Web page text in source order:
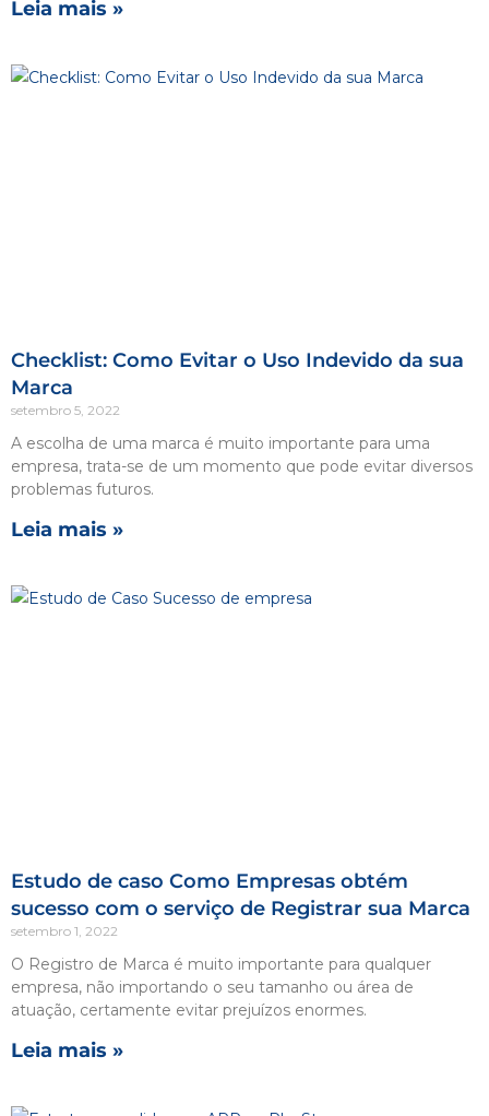
Leia mais »
Checklist: Como Evitar o Uso Indevido da sua
Marca
setembro 5, 2022
A escolha de uma marca é muito importante para uma
empresa, trata-se de um momento que pode evitar diversos
problemas futuros.
Leia mais »
Estudo de caso Como Empresas obtém
sucesso com o serviço de Registrar sua Marca
setembro 1, 2022
O Registro de Marca é muito importante para qualquer
empresa, não importando o seu tamanho ou área de
atuação, certamente evitar prejuízos enormes.
Leia mais »